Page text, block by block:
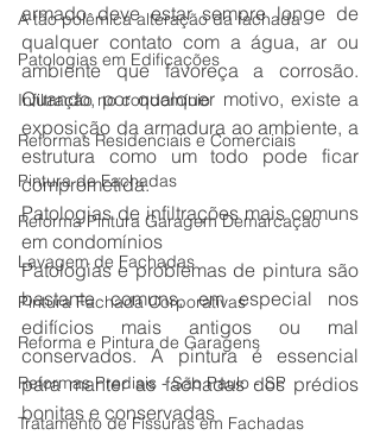
A tão polêmica alteração da fachada
Patologias em Edificações
Infiltração no condomínio
Reformas Residenciais e Comerciais
Pintura de Fachadas
Reforma Pintura Garagem Demarcação
Lavagem de Fachadas
Pintura Fachada Corporativas
Reforma e Pintura de Garagens
Reformas Prediais - São Paulo - SP
Tratamento de Fissuras em Fachadas
armado deve estar sempre longe de
qualquer contato com a água, ar ou
ambiente que favoreça a corrosão.
Quando, por qualquer motivo, existe a
exposição da armadura ao ambiente, a
estrutura como um todo pode ficar
comprometida.
Patologias de infiltrações mais comuns
em condomínios
Patologias e problemas de pintura são
bastante comuns, em especial nos
edifícios mais antigos ou mal
conservados. A pintura é essencial
para manter as fachadas dos prédios
bonitas e conservadas